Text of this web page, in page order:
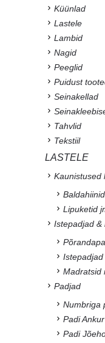
Küünlad
Lastele
Lambid
Nagid
Peeglid
Puidust
Seinakellad
Tahvlid
Tekstiil
LASTELE
Kaunistused
Baldahiinid
Lipuketid
Istepadjad &
Istepadjad
Madratsid
Padjad
Numbriga
Padi Ankur
Padi